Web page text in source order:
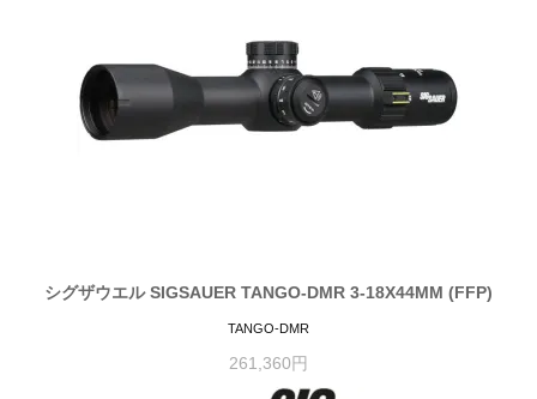
シグザウエル SIGSAUER TANGO-DMR 3-18X44MM (FFP)
TANGO-DMR
261,360円